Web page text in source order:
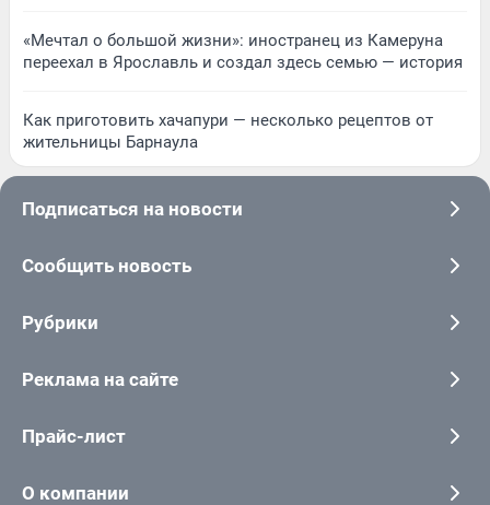
«Мечтал о большой жизни»: иностранец из Камеруна
переехал в Ярославль и создал здесь семью — история
Как приготовить хачапури — несколько рецептов от
жительницы Барнаула
Подписаться на новости
Сообщить новость
Рубрики
Реклама на сайте
Прайс-лист
О компании